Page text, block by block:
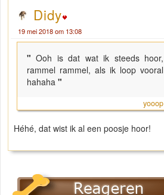
Didy
19 mei 2018 om 13:08
"Ooh is dat wat ik steeds hoor,
rammel rammel, als ik loop vooral
hahaha "
yooop
Héhé, dat wist ik al een poosje hoor!